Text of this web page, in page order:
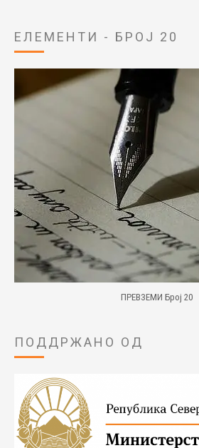
ЕЛЕМЕНТИ - БРОЈ 20
ПРЕВЗЕМИ Број 20
ПОДДРЖАНО ОД